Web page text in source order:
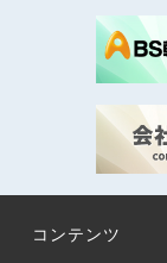
コンテンツ